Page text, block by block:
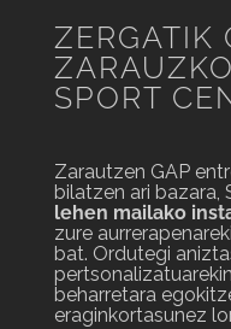
ZERGATIK
SPORT
Zarautzen GAP
bilatzen ari bazara,
lehen mailako
zure
bat. Ordutegi
beharretara
eraginkortasunez